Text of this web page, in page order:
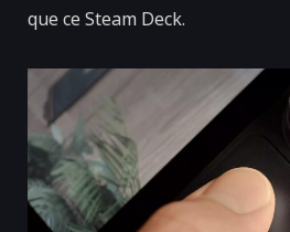
que ce Steam Deck.